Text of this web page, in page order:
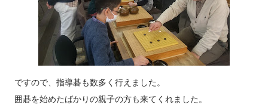
ですので、指導碁も数多く行えました。
囲碁を始めたばかりの親子の方も来てくれました。